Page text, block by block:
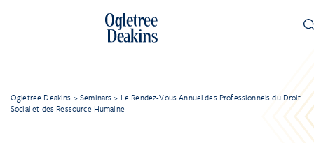
Ogletree Deakins >Seminars > Le Rendez-Vous Annuel des Professionnels du Droit
Social et des Ressource Humaine